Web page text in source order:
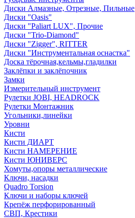
Диски Алмазные, Отрезные, Пильные
Диски "Oasis"
Диски "Paliart LUX", Прочие
Диски "Trio-Diamond"
Диски "Zigger", RITTER
Диски "Инструментальная оснастка"
Доска тёрочная,кельмы,гладилки
Заклёпки и заклёпочник
Замки
Измерительный инструмент
Рулетки JOBI, HEADROCK
Рулетки Монтажник
Угольники,линейки
Уровни
Кисти
Кисти ДИАРТ
Кисти НАМЕРЕНИЕ
Кисти ЮНИВЕРС
Хомуты,опоры металлические
Ключи, насадки
Quadro Torsion
Ключи и наборы ключей
Крепёж перфорированный
СВП, Крестики